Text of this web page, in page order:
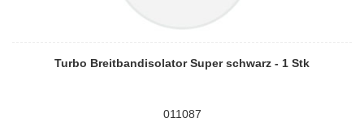
Turbo Breitbandisolator Super schwarz - 1 Stk
011087